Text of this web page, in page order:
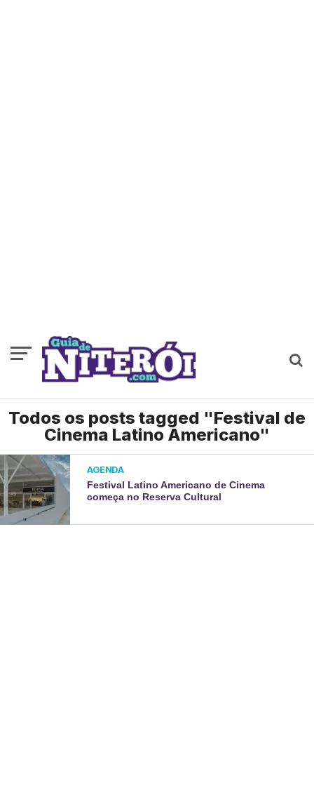
Todos os posts tagged "Festival de
Cinema Latino Americano"
AGENDA
Festival Latino Americano de Cinema
começa no Reserva Cultural